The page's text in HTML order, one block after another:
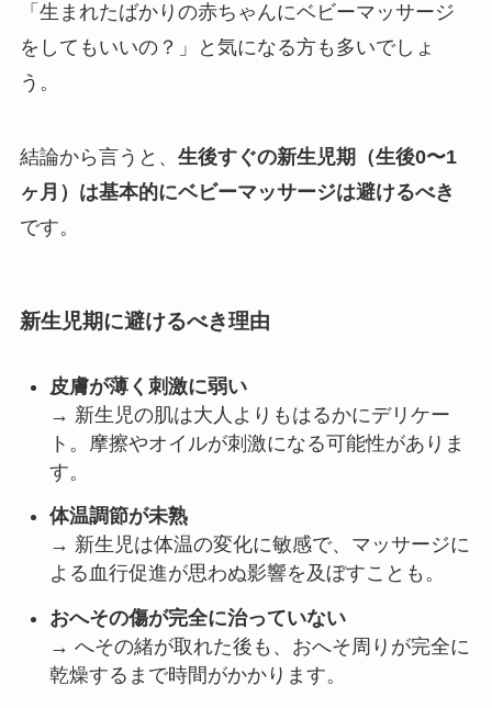
「生まれたばかりの赤ちゃんにベビーマッサージ
をしてもいいの？」と気になる方も多いでしょ
う。
結論から言うと、 生後すぐの新生児期（生後0〜1
ヶ月）は基本的にベビーマッサージは避けるべき
です。
新生児期に避けるべき理由
皮膚が薄く刺激に弱い
→ 新生児の肌は大人よりもはるかにデリケー
ト。摩擦やオイルが刺激になる可能性がありま
す。
体温調節が未熟
→ 新生児は体温の変化に敏感で、マッサージに
よる血行促進が思わぬ影響を及ぼすことも。
おへその傷が完全に治っていない
→ へその緒が取れた後も、おへそ周りが完全に
乾燥するまで時間がかかります。